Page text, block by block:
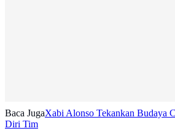
Baca JugaXabi Alonso Tekankan Budaya
Diri Tim